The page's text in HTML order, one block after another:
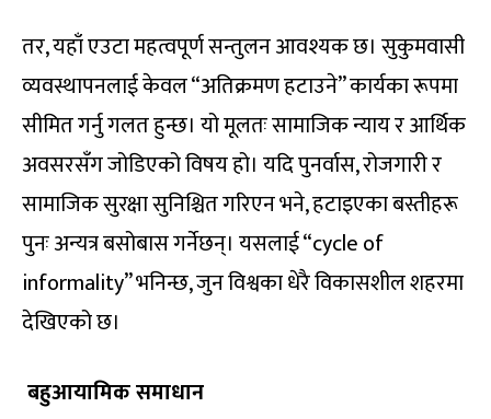
तर, यहाँ एउटा महत्वपूर्ण सन्तुलन आवश्यक छ। सुकुमवासी
व्यवस्थापनलाई केवल “अतिक्रमण हटाउने” कार्यका रूपमा
सीमित गर्नु गलत हुन्छ। यो मूलतः सामाजिक न्याय र आर्थिक
अवसरसँग जोडिएको विषय हो। यदि पुनर्वास, रोजगारी र
सामाजिक सुरक्षा सुनिश्चित गरिएन भने, हटाइएका बस्तीहरू
पुनः अन्यत्र बसोबास गर्नेछन्। यसलाई “cycle of
informality” भनिन्छ, जुन विश्वका धेरै विकासशील शहरमा
देखिएको छ।
बहुआयामिक समाधान